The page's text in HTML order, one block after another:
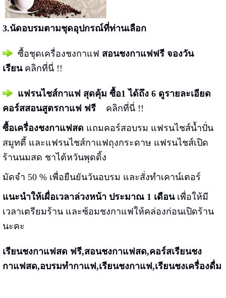
3.นัดอบรมตามชุดอุปกรณ์ที่ท่านเลือก
ซื้อชุดเครื่องชงกาแฟ สอนชงกาแฟฟรี จองวัน
เรียน คลิกที่นี่ !!
แฟรนไชส์กาแฟ สุดคุ้ม ซื้อ1 ได้ถึง 6 ดูรายละเอียด
คอร์สสอนสูตรกาแฟ ฟรี
คลิกที่นี่ !!
ซื้อเครื่องชงกาแฟสด แถมคอร์สอบรม แฟรนไชส์น้ำปั่น
สมูทตี้ และแฟรนไชส์กาแฟถุงกระดาษ แฟรนไชส์เปิด
ร้านนมสด ชาไต้หวันพุดดิ้ง
มัดจำ 50 % เพื่อยืนยันวันอบรม และสั่งทำเคาน์เตอร์
แนะนำให้เผื่อเวลาล่วงหน้า ประมาณ 1 เดือน เพื่อให้มี
เวลาเตรียมร้าน และซ้อมชงกาแฟให้คล่องก่อนเปิดร้าน
นะคะ
เรียนชงกาแฟสด ฟรี,สอนชงกาแฟสด,คอร์สเรียนชง
กาแฟสด,อบรมทำกาแฟ,เรียนชงกาแฟ,เรียนชงเครื่องดื่ม